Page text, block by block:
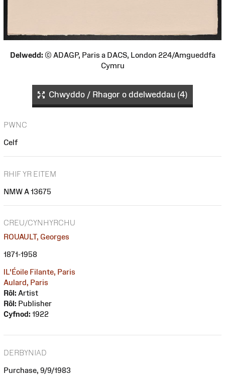
Delwedd: © ADAGP, Paris a DACS, London 224/Amgueddfa
Cymru
Chwyddo / Rhagor o ddelweddau (4)
PWNC
Celf
RHIF YR EITEM
NMW A 13675
CREU/CYNHYRCHU
ROUAULT, Georges
1871-1958
lL'Éoile Filante, Paris
Aulard, Paris
Rôl: Artist
Rôl: Publisher
Cyfnod: 1922
DERBYNIAD
Purchase, 9/9/1983